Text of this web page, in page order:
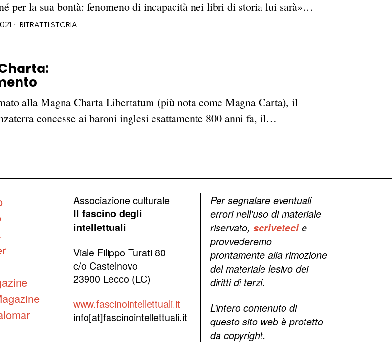
per la sua bontà: fenomeno di incapacità nei libri di storia lui sarà»…
RITRATTI·STORIA
alla Magna Charta Libertatum (più nota come Magna Carta), il
concesse ai baroni inglesi esattamente 800 anni fa, il…
Associazione culturale
Il fascino degli
intellettuali
Viale Filippo Turati 80
c/o Castelnovo
23900 Lecco (LC)
www.fascinointellettuali.it
info[at]fascinointellettuali.it
Per segnalare eventuali
errori nell’uso di materiale
riservato, scriveteci e
provvederemo
prontamente alla rimozione
del materiale lesivo dei
diritti di terzi.
L’intero contenuto di
questo sito web è protetto
da copyright.